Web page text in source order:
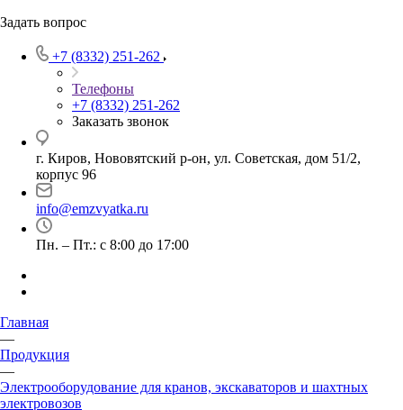
Задать вопрос
+7 (8332) 251-262
Телефоны
+7 (8332) 251-262
Заказать звонок
г. Киров, Нововятский р-он, ул. Советская, дом 51/2,
корпус 96
info@emzvyatka.ru
Пн. – Пт.: с 8:00 до 17:00
Главная
—
Продукция
—
Электрооборудование для кранов, экскаваторов и шахтных
электровозов